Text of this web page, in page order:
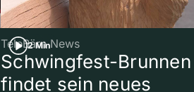
2 Min
TeleBärn News
Schwingfest-Brunnen
findet sein neues